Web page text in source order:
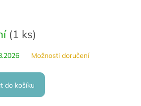
(1 ks)
Možnosti doručení
do košíku